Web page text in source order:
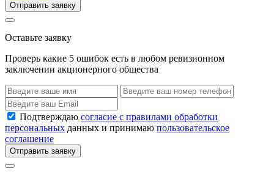
Отправить заявку
Оставьте заявку
Проверь какие 5 ошибок есть в любом ревизионном
заключении акционерного общества
Подтверждаю согласие с правилами обработки
персональных данных и принимаю пользовательское
соглашение
Отправить заявку